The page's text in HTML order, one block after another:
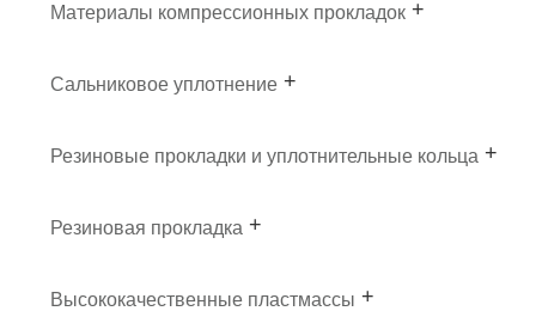
Материалы компрессионных прокладок
Сальниковое уплотнение
Резиновые прокладки и уплотнительные кольца
Резиновая прокладка
Высококачественные пластмассы